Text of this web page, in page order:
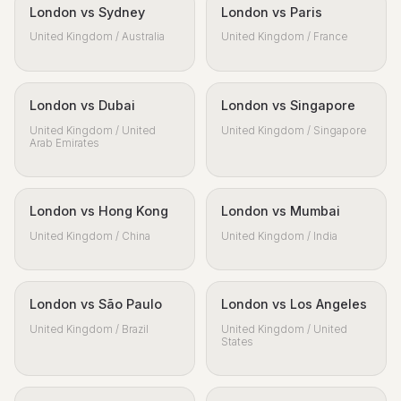
London vs Sydney
United Kingdom / Australia
London vs Paris
United Kingdom / France
London vs Dubai
United Kingdom / United
Arab Emirates
London vs Singapore
United Kingdom / Singapore
London vs Hong Kong
United Kingdom / China
London vs Mumbai
United Kingdom / India
London vs São Paulo
United Kingdom / Brazil
London vs Los Angeles
United Kingdom / United
States